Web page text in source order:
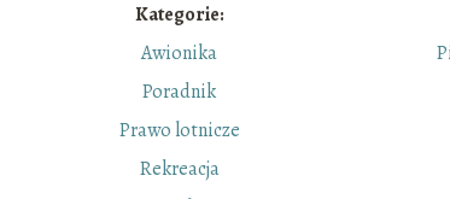
Kategorie:
Awionika
Poradnik
Prawo lotnicze
Rekreacja